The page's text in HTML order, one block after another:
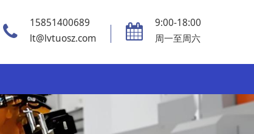
15851400689
lt@lvtuosz.com
9:00-18:00
周一至周六